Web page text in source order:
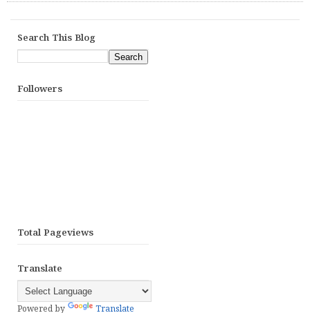
Search This Blog
Followers
Total Pageviews
Translate
Powered by Translate